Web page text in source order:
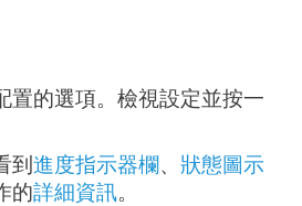
置的選項。檢視設定並按一
到進度指示器欄、 狀態圖示
的詳細資訊。